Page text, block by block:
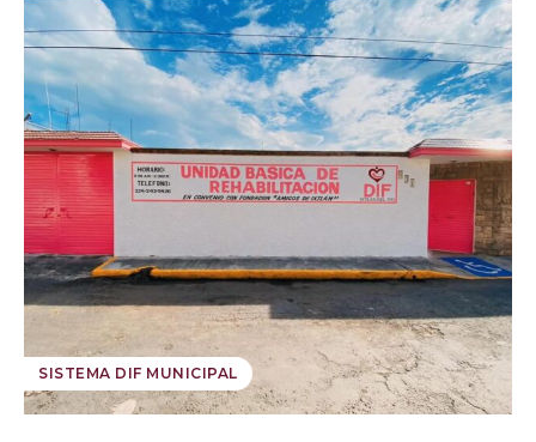
SISTEMA DIF MUNICIPAL